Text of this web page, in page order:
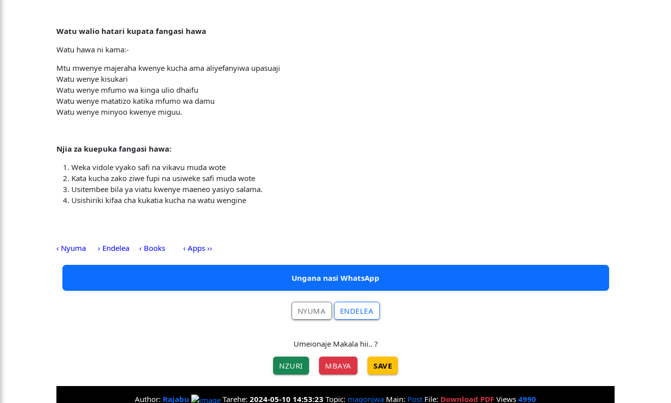
Watu walio hatari kupata fangasi hawa
Watu hawa ni kama:-
Mtu mwenye majeraha kwenye kucha ama aliyefanyiwa upasuaji
Watu wenye kisukari
Watu wenye mfumo wa kinga ulio dhaifu
Watu wenye matatizo katika mfumo wa damu
Watu wenye minyoo kwenye miguu.
Njia za kuepuka fangasi hawa:
Weka vidole vyako safi na vikavu muda wote
Kata kucha zako ziwe fupi na usiweke safi muda wote
Usitembee bila ya viatu kwenye maeneo yasiyo salama.
Usishiriki kifaa cha kukatia kucha na watu wengine
‹ Nyuma › Endelea ‹ Books ‹ Apps ››
Ungana nasi WhatsApp
NYUMA ENDELEA
Umeionaje Makala hii.. ?
NZURI MBAYA SAVE
Author: Rajabu Tarehe: 2024-05-10 14:53:23 Topic: magonjwa Main: Post File: Download PDF Views 4990